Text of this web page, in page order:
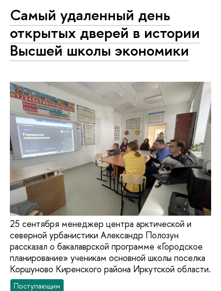
Самый удаленный день
открытых дверей в истории
Высшей школы экономики
25 сентября менеджер центра арктической и
северной урбанистики Александр Полозун
рассказал о бакалаврской программе «Городское
планирование» ученикам основной школы поселка
Коршуново Киренского района Иркутской области.
Поступающим